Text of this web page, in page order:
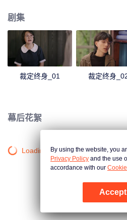
剧集
裁定终身_01 裁定终身
幕后花絮
Loading…By using the website, you
Privacy Policy and the use
accordance with our
Accept